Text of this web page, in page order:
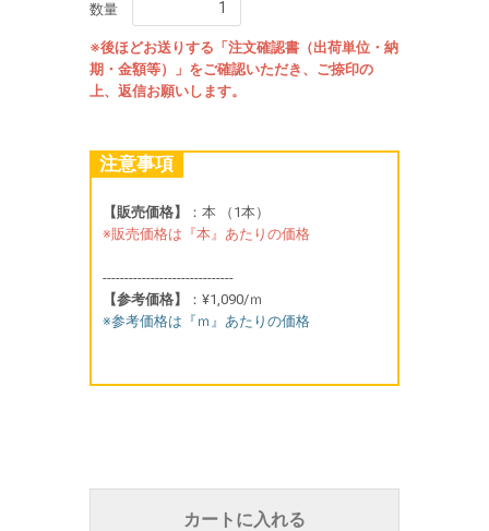
数量
※後ほどお送りする「注文確認書（出荷単位・納
期・金額等）」をご確認いただき、ご捺印の
上、返信お願いします。
注意事項
【販売価格】
：本 （1本）
※販売価格は『本』あたりの価格
------------------------------
【参考価格】
：¥1,090/ｍ
※参考価格は『ｍ』あたりの価格
カートに入れる